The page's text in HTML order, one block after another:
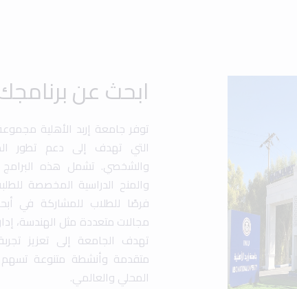
ابحث عن
توفر جامعة إربد الأهلية
التي تهدف إلى دعم تطور
والشخصي. تشمل هذه البرامج
والمنح الدراسية المخصصة
فرصًا للطلاب للمشاركة في
مجالات متعددة مثل الهندسة،
تهدف الجامعة إلى تعزيز
متقدمة وأنشطة متنوعة
المحلي والعالمي.